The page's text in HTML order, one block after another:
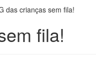
das crianças sem fila!
fila!